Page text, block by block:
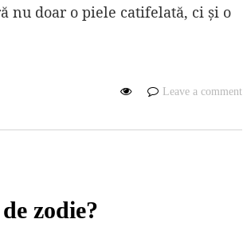
nu doar o piele catifelată, ci și o
Leave a comment
zodie?